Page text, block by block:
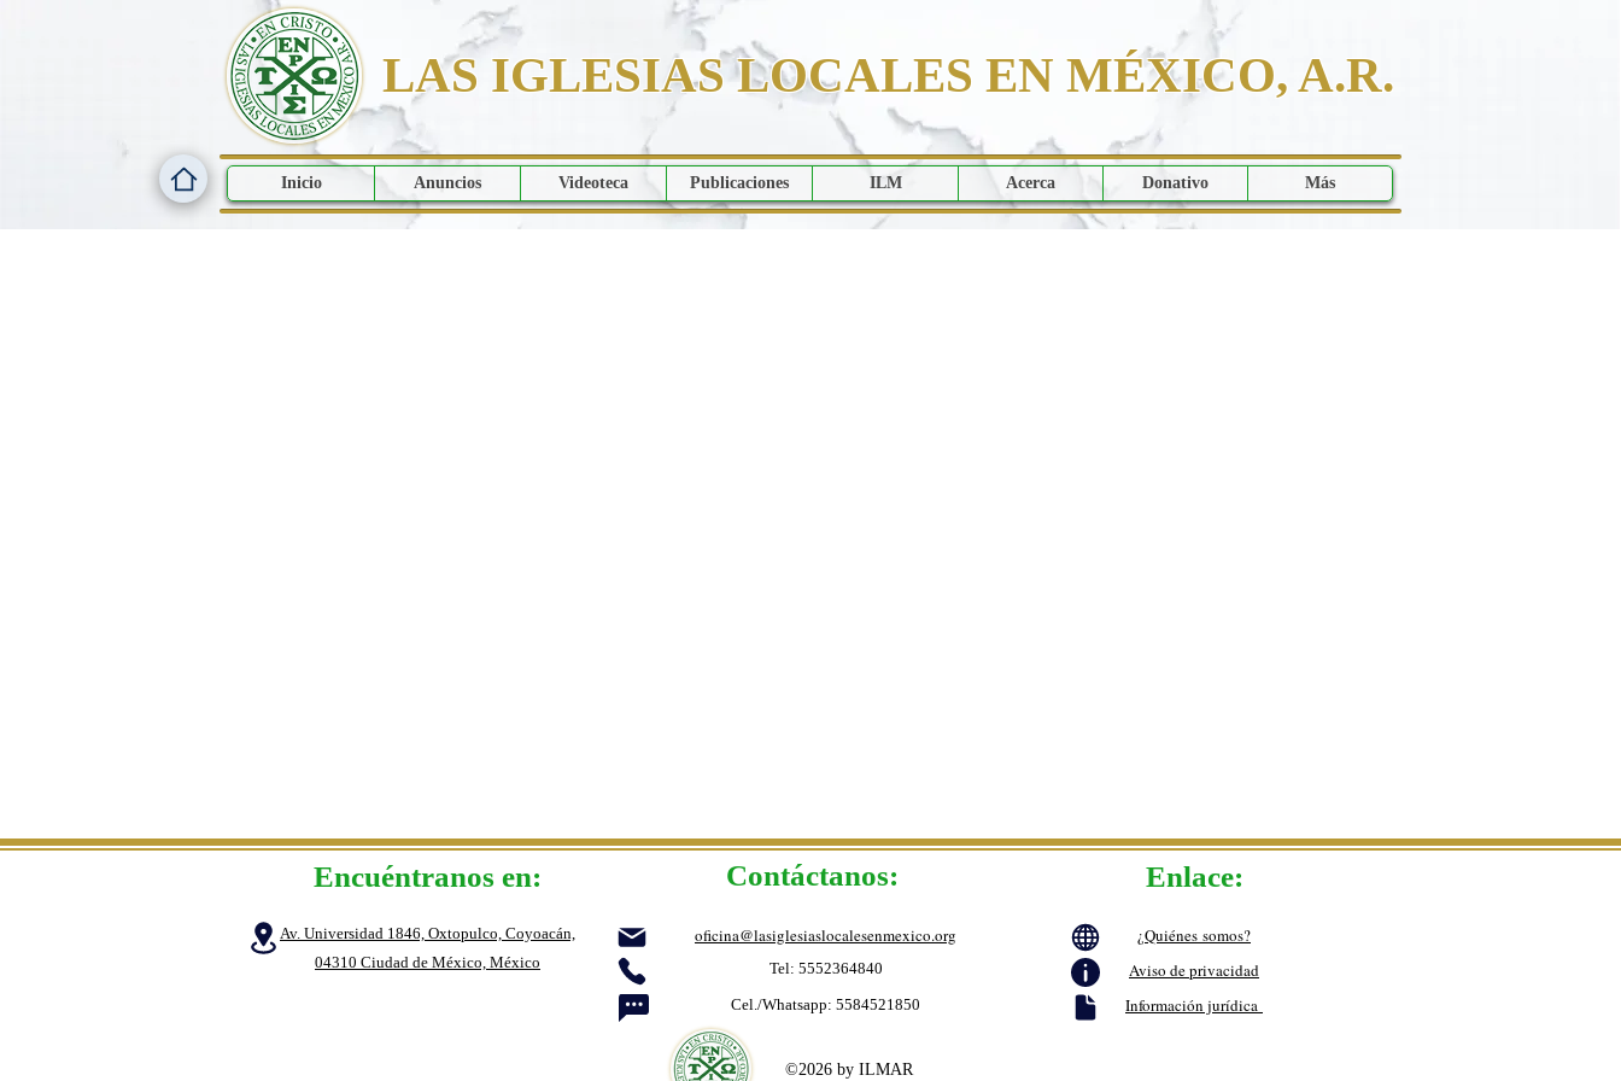
LAS IGLESIAS LOCALES EN MÉXICO, A.R.
Inicio Anuncios Videoteca Publicaciones ILM Acerca Donativo Más
Encuéntranos en: Contáctanos: Enlace:
Av. Universidad 1846, Oxtopulco, Coyoacán,
04310 Ciudad de México, México
oficina@lasiglesiaslocalesenmexico.org
Tel: 5552364840
Cel./Whatsapp: 5584521850
¿Quiénes somos?
Aviso de privacidad
Información jurídica
©2026 by ILMAR